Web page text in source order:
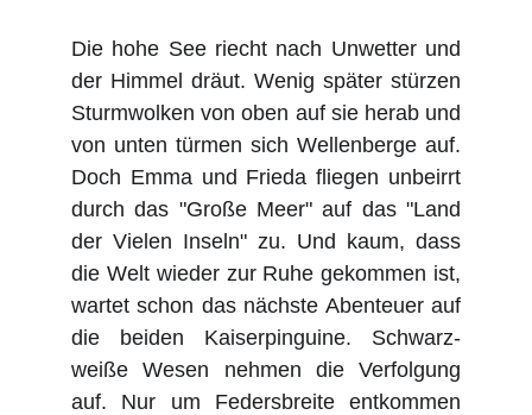
Die hohe See riecht nach Unwetter und
der Himmel dräut. Wenig später stürzen
Sturmwolken von oben auf sie herab und
von unten türmen sich Wellenberge auf.
Doch Emma und Frieda fliegen unbeirrt
durch das "Große Meer" auf das "Land
der Vielen Inseln" zu. Und kaum, dass
die Welt wieder zur Ruhe gekommen ist,
wartet schon das nächste Abenteuer auf
die beiden Kaiserpinguine. Schwarz-
weiße Wesen nehmen die Verfolgung
auf. Nur um Federsbreite entkommen